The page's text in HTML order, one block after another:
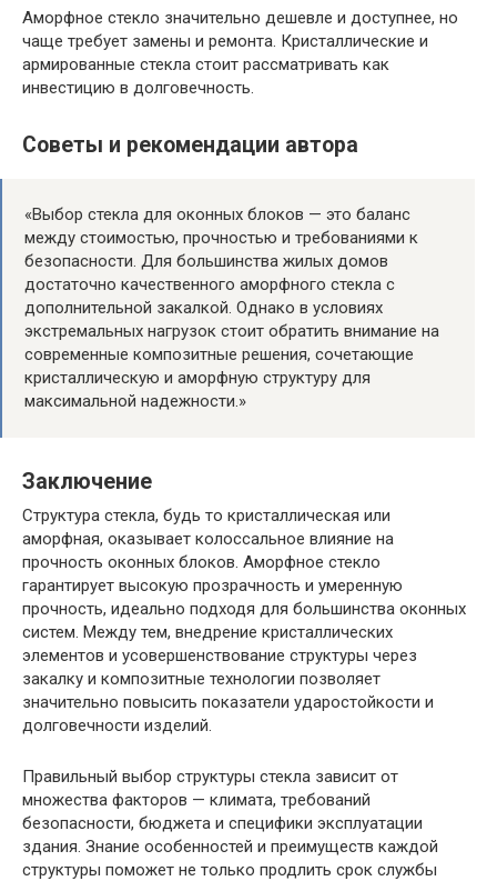
Аморфное стекло значительно дешевле и доступнее, но
чаще требует замены и ремонта. Кристаллические и
армированные стекла стоит рассматривать как
инвестицию в долговечность.
Советы и рекомендации автора
«Выбор стекла для оконных блоков — это баланс
между стоимостью, прочностью и требованиями к
безопасности. Для большинства жилых домов
достаточно качественного аморфного стекла с
дополнительной закалкой. Однако в условиях
экстремальных нагрузок стоит обратить внимание на
современные композитные решения, сочетающие
кристаллическую и аморфную структуру для
максимальной надежности.»
Заключение
Структура стекла, будь то кристаллическая или
аморфная, оказывает колоссальное влияние на
прочность оконных блоков. Аморфное стекло
гарантирует высокую прозрачность и умеренную
прочность, идеально подходя для большинства оконных
систем. Между тем, внедрение кристаллических
элементов и усовершенствование структуры через
закалку и композитные технологии позволяет
значительно повысить показатели ударостойкости и
долговечности изделий.
Правильный выбор структуры стекла зависит от
множества факторов — климата, требований
безопасности, бюджета и специфики эксплуатации
здания. Знание особенностей и преимуществ каждой
структуры поможет не только продлить срок службы